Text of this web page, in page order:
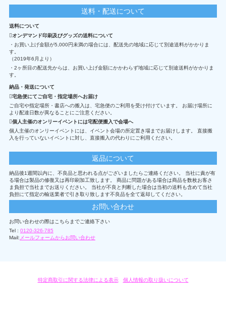
送料・配送について
送料について
オンデマンド印刷及びグッズの送料について
・お買い上げ金額が5,000円未満の場合には、配送先の地域に応じて別途送料がかかりま
す。
（2019年6月より）
・2ヶ所目の配送先からは、お買い上げ金額にかかわらず地域に応じて別途送料がかかりま
す。
納品・発送について
宅急便にてご自宅・指定場所へお届け
ご自宅や指定場所・書店への搬入は、宅急便のご利用を受け付けています。 お届け場所に
より配達日数が異なることにご注意ください。
個人主催のオンリーイベントには宅配便搬入で会場へ
個人主催のオンリーイベントには、イベント会場の所定置き場までお届けします。 直接搬
入を行っていないイベントに対し、直接搬入の代わりにご利用ください。
返品について
納品後1週間以内に、不良品と思われる点がございましたらご連絡ください。 当社に責が有
る場合は製品の修復又は再印刷加工致します。 商品に問題がある場合は商品を数枚お客さ
ま負担で当社までお送りください。 当社が不良と判断した場合は当初の送料も含めて当社
負担にて指定の輸送業者で引き取り致します不良品を全て返却してください。
お問い合わせ
お問い合わせの際はこちらまでご連絡下さい
Tel : 0120-326-785
Mail: メールフォームからお問い合わせ
特定商取引に関する法律による表示/ 個人情報の取り扱いについて